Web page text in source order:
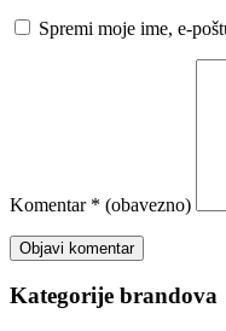
Spremi moje ime, e-
Komentar * (obavezno)
Kategorije brandova